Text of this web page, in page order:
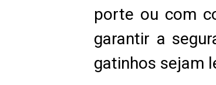
porte ou com
garantir a
gatinhos sejam